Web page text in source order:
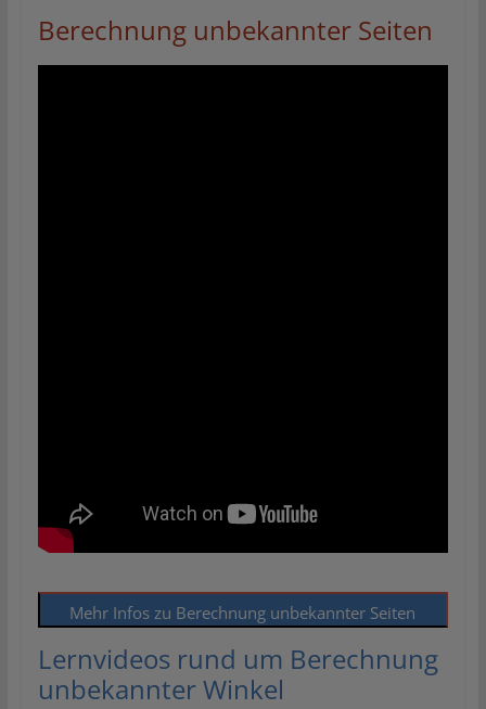
Berechnung unbekannter Seiten
Mehr Infos zu Berechnung unbekannter Seiten
Lernvideos rund um Berechnung
unbekannter Winkel